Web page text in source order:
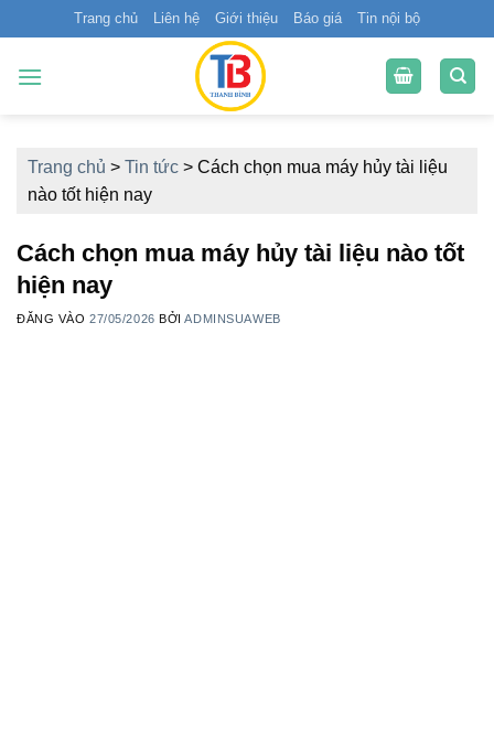
qua
nội
Trang chủ Liên hệ Giới thiệu Báo giá Tin nội bộ
Trang chủ > Tin tức > Cách chọn mua máy hủy tài liệu
nào tốt hiện nay
Cách chọn mua máy hủy tài liệu nào tốt
hiện nay
ĐĂNG VÀO27/05/2026 BỞIADMINSUAWEB